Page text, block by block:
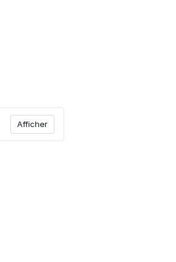
Afficher